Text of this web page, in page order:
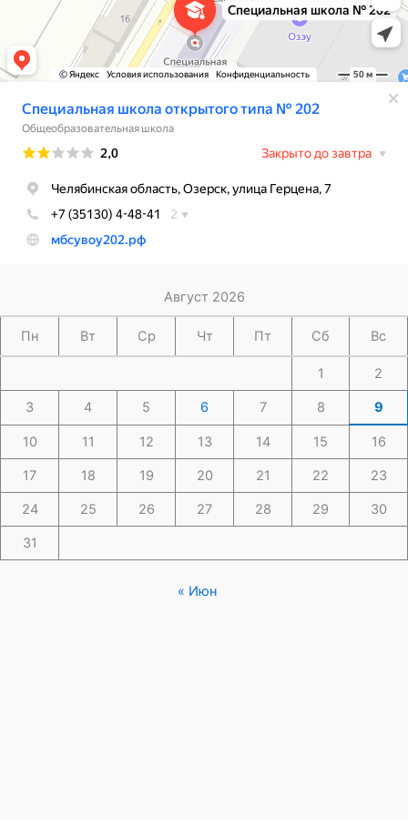
Август 2026
Пн Вт Ср Чт Пт Сб Вс
1 2
3 4 5 6 7 8 9
10 11 12 13 14 15 16
17 18 19 20 21 22 23
24 25 26 27 28 29 30
31
« Июн